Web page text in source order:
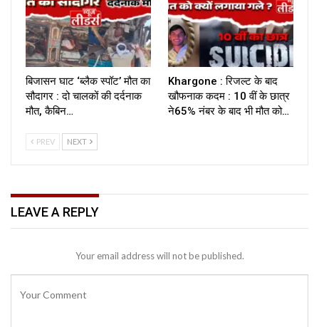
बिजासन घाट ‘ब्लैक स्पॉट’ मौत का
सौदागर : दो चालकों की दर्दनाक
मौत, कैबिन…
Khargone : रिजल्ट के बाद
खौफनाक कदम : 10 वीं के छात्र
ने65% नंबर के बाद भी मौत को…
PREV NEXT
LEAVE A REPLY
Your email address will not be published.